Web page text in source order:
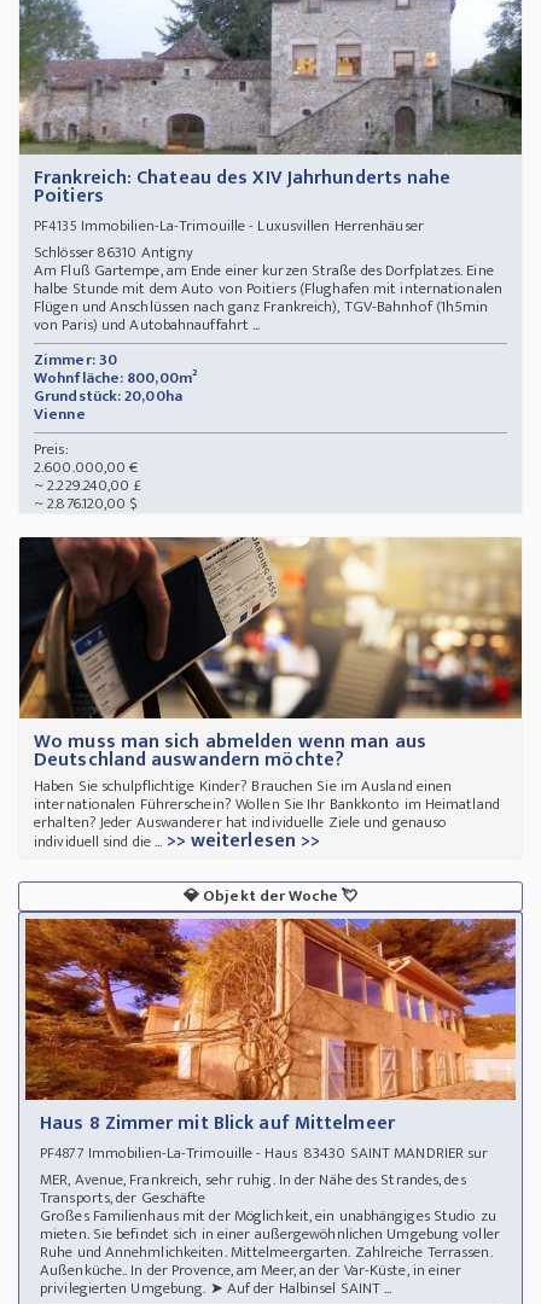
Frankreich: Chateau des XIV Jahrhunderts nahe
Poitiers
PF4135 Immobilien-La-Trimouille - Luxusvillen Herrenhäuser
Schlösser 86310 Antigny
Am Fluß Gartempe, am Ende einer kurzen Straße des Dorfplatzes. Eine
halbe Stunde mit dem Auto von Poitiers (Flughafen mit internationalen
Flügen und Anschlüssen nach ganz Frankreich), TGV-Bahnhof (1h5min
von Paris) und Autobahnauffahrt ...
Zimmer: 30
Wohnfläche: 800,00m²
Grundstück: 20,00ha
Vienne
Preis:
2.600.000,00 €
~ 2.229.240,00 £
~ 2.876.120,00 $
Wo muss man sich abmelden wenn man aus
Deutschland auswandern möchte?
Haben Sie schulpflichtige Kinder? Brauchen Sie im Ausland einen
internationalen Führerschein? Wollen Sie Ihr Bankkonto im Heimatland
erhalten? Jeder Auswanderer hat individuelle Ziele und genauso
individuell sind die ... >> weiterlesen >>
💎Objekt der Woche💘
Haus 8 Zimmer mit Blick auf Mittelmeer
PF4877 Immobilien-La-Trimouille - Haus 83430 SAINT MANDRIER sur
MER, Avenue, Frankreich, sehr ruhig. In der Nähe des Strandes, des
Transports, der Geschäfte
Großes Familienhaus mit der Möglichkeit, ein unabhängiges Studio zu
mieten. Sie befindet sich in einer außergewöhnlichen Umgebung voller
Ruhe und Annehmlichkeiten. Mittelmeergarten. Zahlreiche Terrassen.
Außenküche.. In der Provence, am Meer, an der Var-Küste, in einer
privilegierten Umgebung. ➤ Auf der Halbinsel SAINT ...